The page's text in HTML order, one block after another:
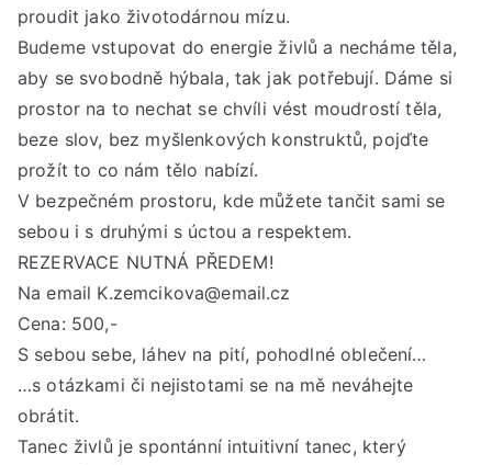
proudit jako životodárnou mízu.
Budeme vstupovat do energie živlů a necháme těla,
aby se svobodně hýbala, tak jak potřebují. Dáme si
prostor na to nechat se chvíli vést moudrostí těla,
beze slov, bez myšlenkových konstruktů, pojďte
prožít to co nám tělo nabízí.
V bezpečném prostoru, kde můžete tančit sami se
sebou i s druhými s úctou a respektem.
REZERVACE NUTNÁ PŘEDEM!
Na email K.zemcikova@email.cz
Cena: 500,-
S sebou sebe, láhev na pití, pohodlné oblečení…
…s otázkami či nejistotami se na mě neváhejte
obrátit.
Tanec živlů je spontánní intuitivní tanec, který